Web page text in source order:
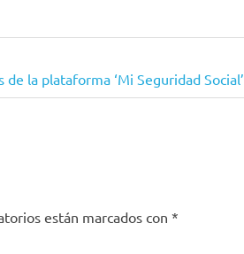
la plataforma ‘Mi Seguridad Social’
están marcados con *